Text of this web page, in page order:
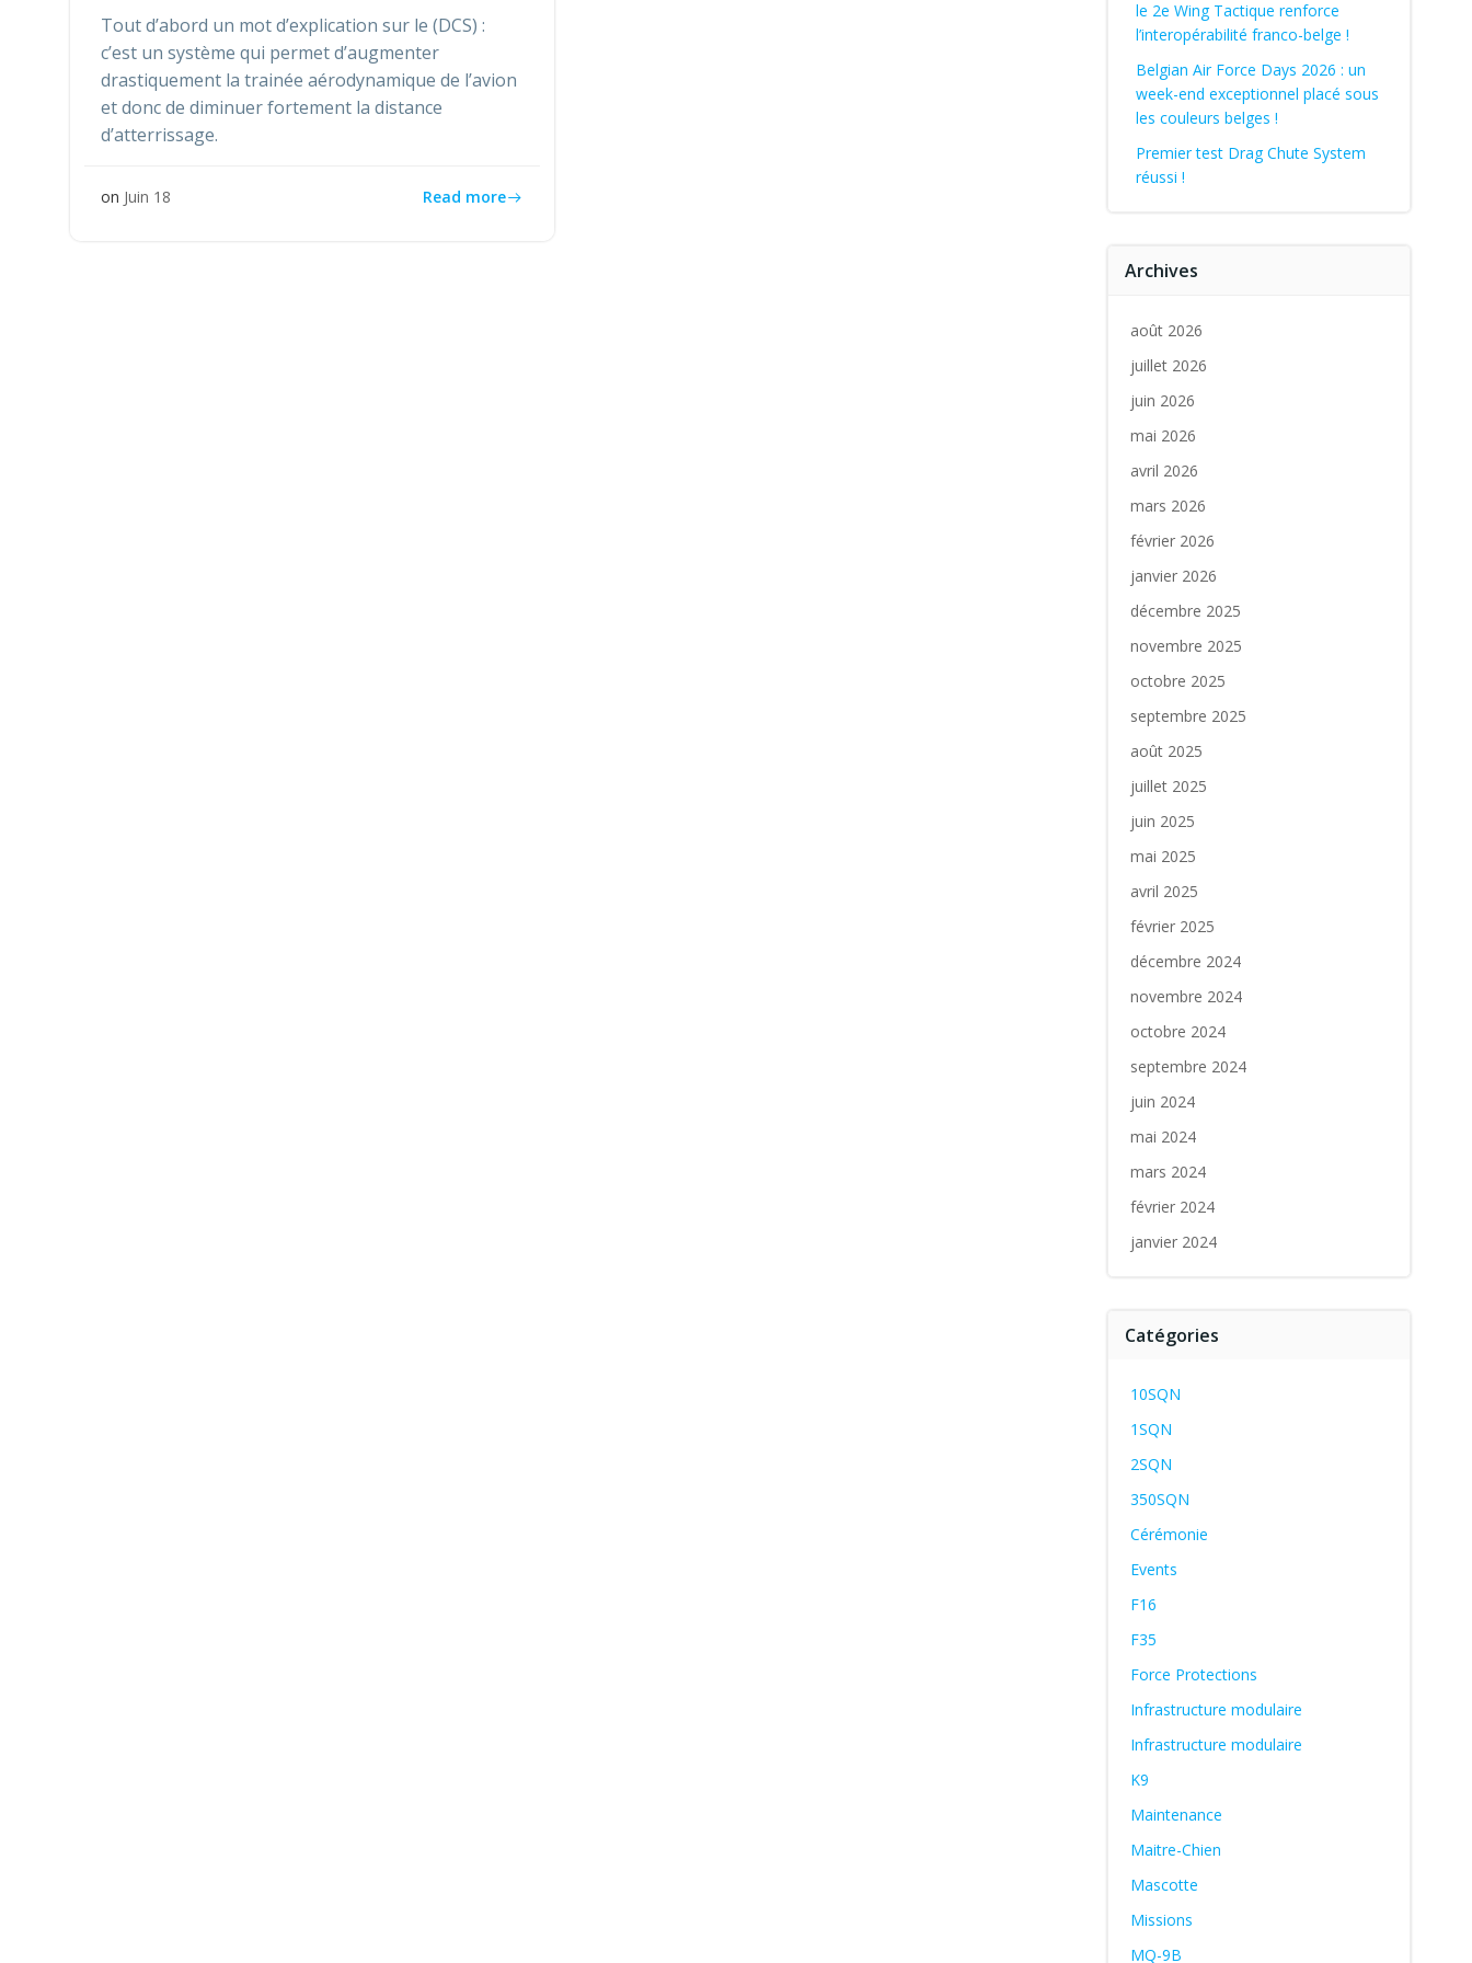
Tout d’abord un mot d’explication sur le (DCS) :
c’est un système qui permet d’augmenter
drastiquement la trainée aérodynamique de l’avion
et donc de diminuer fortement la distance
d’atterrissage.
on Juin 18 Read more
le 2e Wing Tactique renforce
l’interopérabilité franco-belge !
Belgian Air Force Days 2026 : un
week-end exceptionnel placé sous
les couleurs belges !
Premier test Drag Chute System
réussi !
Archives
août 2026
juillet 2026
juin 2026
mai 2026
avril 2026
mars 2026
février 2026
janvier 2026
décembre 2025
novembre 2025
octobre 2025
septembre 2025
août 2025
juillet 2025
juin 2025
mai 2025
avril 2025
février 2025
décembre 2024
novembre 2024
octobre 2024
septembre 2024
juin 2024
mai 2024
mars 2024
février 2024
janvier 2024
Catégories
10SQN
1SQN
2SQN
350SQN
Cérémonie
Events
F16
F35
Force Protections
Infrastructure modulaire
Infrastructure modulaire
K9
Maintenance
Maitre-Chien
Mascotte
Missions
MQ-9B